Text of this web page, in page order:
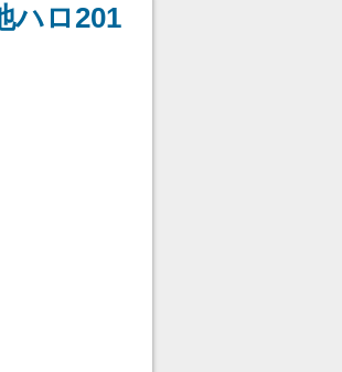
ハロ201